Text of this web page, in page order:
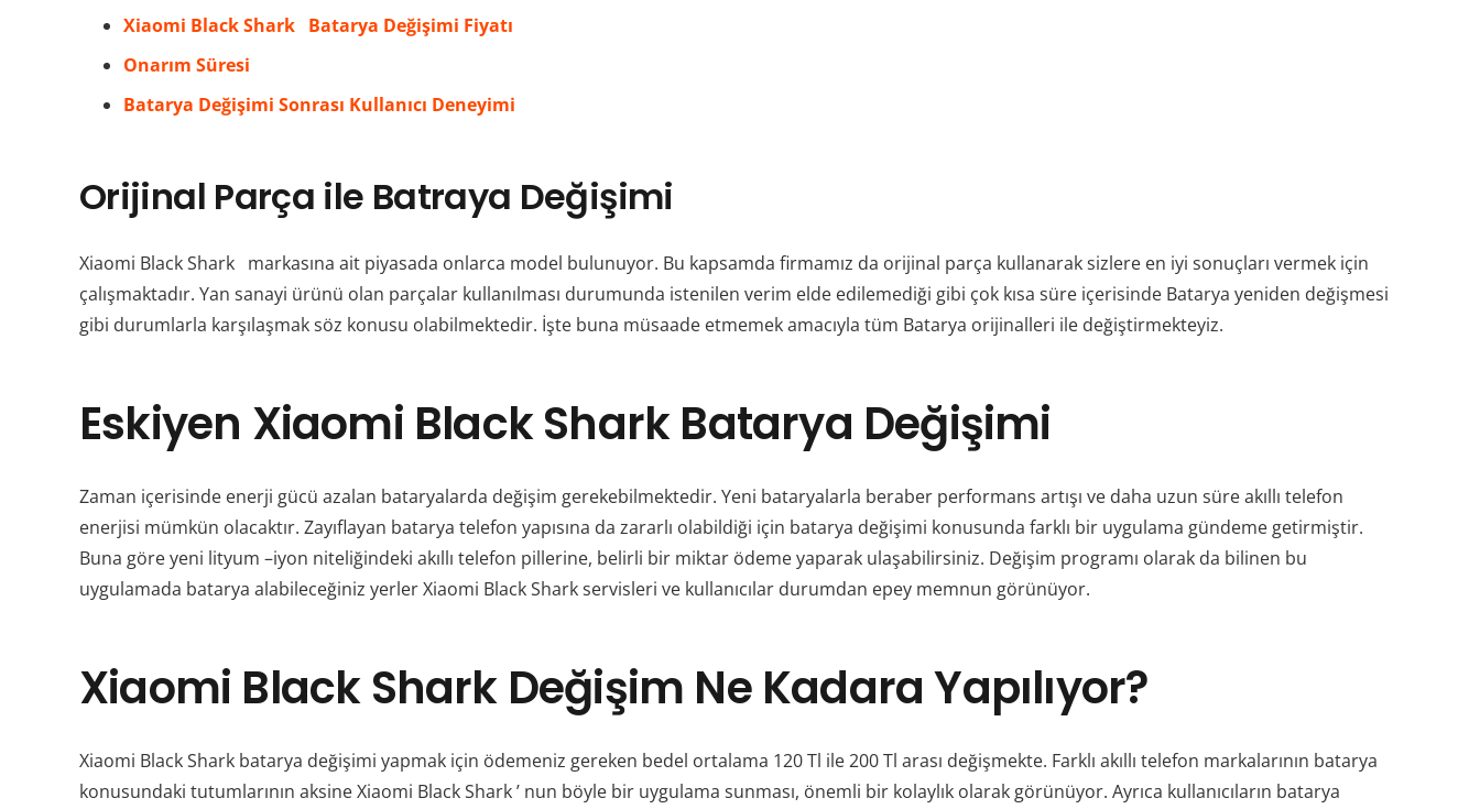
Xiaomi Black Shark Batarya Değişimi Fiyatı
Onarım Süresi
Batarya Değişimi Sonrası Kullanıcı Deneyimi
Orijinal Parça ile Batraya Değişimi
Xiaomi Black Shark markasına ait piyasada onlarca model bulunuyor. Bu kapsamda firmamız da orijinal parça kullanarak sizlere en iyi sonuçları vermek için
çalışmaktadır. Yan sanayi ürünü olan parçalar kullanılması durumunda istenilen verim elde edilemediği gibi çok kısa süre içerisinde Batarya yeniden değişmesi
gibi durumlarla karşılaşmak söz konusu olabilmektedir. İşte buna müsaade etmemek amacıyla tüm Batarya orijinalleri ile değiştirmekteyiz.
Eskiyen Xiaomi Black SharkBatarya Değişimi
Zaman içerisinde enerji gücü azalan bataryalarda değişim gerekebilmektedir. Yeni bataryalarla beraber performans artışı ve daha uzun süre akıllı telefon
enerjisi mümkün olacaktır. Zayıflayan batarya telefon yapısına da zararlı olabildiği için batarya değişimi konusunda farklı bir uygulama gündeme getirmiştir.
Buna göre yeni lityum –iyon niteliğindeki akıllı telefon pillerine, belirli bir miktar ödeme yaparak ulaşabilirsiniz. Değişim programı olarak da bilinen bu
uygulamada batarya alabileceğiniz yerlerXiaomi Black Sharkservisleri ve kullanıcılar durumdan epey memnun görünüyor.
Xiaomi Black Shark Değişim Ne Kadara Yapılıyor?
Xiaomi Black Shark batarya değişimi yapmak için ödemeniz gereken bedel ortalama 120 Tl ile 200 Tl arası değişmekte. Farklı akıllı telefon markalarının batarya
konusundaki tutumlarının aksineXiaomi Black Shark’ nun böyle bir uygulama sunması, önemli bir kolaylık olarak görünüyor. Ayrıca kullanıcıların batarya